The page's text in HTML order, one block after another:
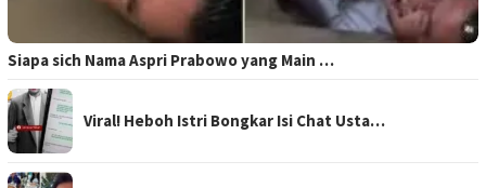
Siapa sich Nama Aspri Prabowo yang Main …
Viral! Heboh Istri Bongkar Isi Chat Usta…